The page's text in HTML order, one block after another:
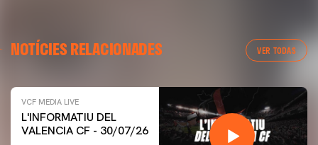
NOTÍCIES RELACIONADES VER TODAS
VCF MEDIA LIVE
L'INFORMATIU DEL
VALENCIA CF - 30/07/26